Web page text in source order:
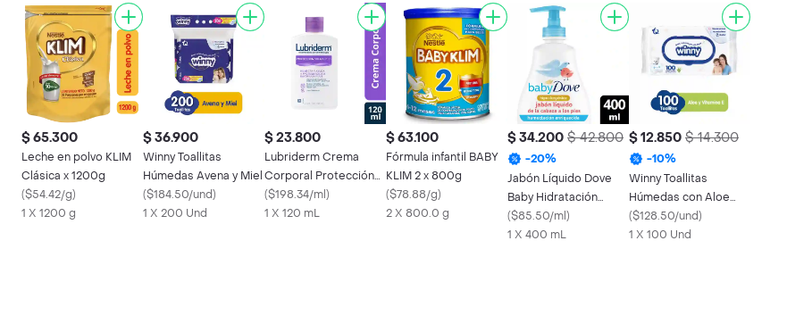
$ 65.300
Leche en polvo KLIM
Clásica x 1200g
($54.42/g)
1 X 1200 g
$ 36.900
Winny Toallitas
Húmedas Avena y Miel
($184.50/und)
1 X 200 Und
$ 23.800
Lubriderm Crema
Corporal Protección
Solar Fps15
($198.34/ml)
1 X 120 mL
$ 63.100
Fórmula infantil BABY
KLIM 2 x 800g
($78.88/g)
2 X 800.0 g
$ 34.200 $ 42.800
-20%
Jabón Líquido Dove
Baby Hidratación
Enriquecida 400 mL
($85.50/ml)
1 X 400 mL
$ 12.850 $ 14.300
-10%
Winny Toallitas
Húmedas con Aloe
Vera y Vitamina E
($128.50/und)
1 X 100 Und